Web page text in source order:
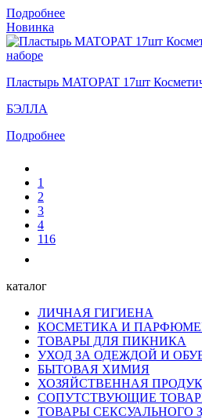
Подробнее
Новинка
Пластырь MATOPAT 17шт
БЭЛЛА
Подробнее
1
2
3
4
116
каталог
ЛИЧНАЯ ГИГИЕНА
КОСМЕТИКА И
ТОВАРЫ ДЛЯ ПИКНИКА
УХОД ЗА ОДЕЖДОЙ И
БЫТОВАЯ ХИМИЯ
ХОЗЯЙСТВЕННАЯ
СОПУТСТВУЮЩИЕ
ТОВАРЫ СЕКСУАЛЬНОГО